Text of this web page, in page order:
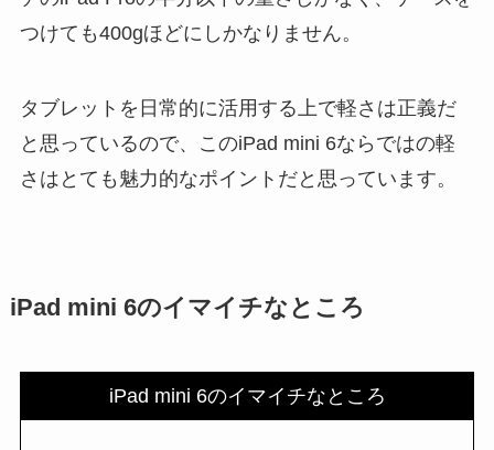
つけても400gほどにしかなりません。
タブレットを日常的に活用する上で軽さは正義だ
と思っているので、このiPad mini 6ならではの軽
さはとても魅力的なポイントだと思っています。
iPad mini 6のイマイチなところ
iPad mini 6のイマイチなところ